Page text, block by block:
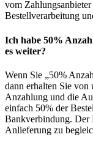
vom
Bestellverarbeitung
Ich habe 50%
es weiter?
Wenn Sie „50%
dann erhalten Sie
Anzahlung und die
einfach 50% der
Bankverbindung. Der
Anlieferung zu